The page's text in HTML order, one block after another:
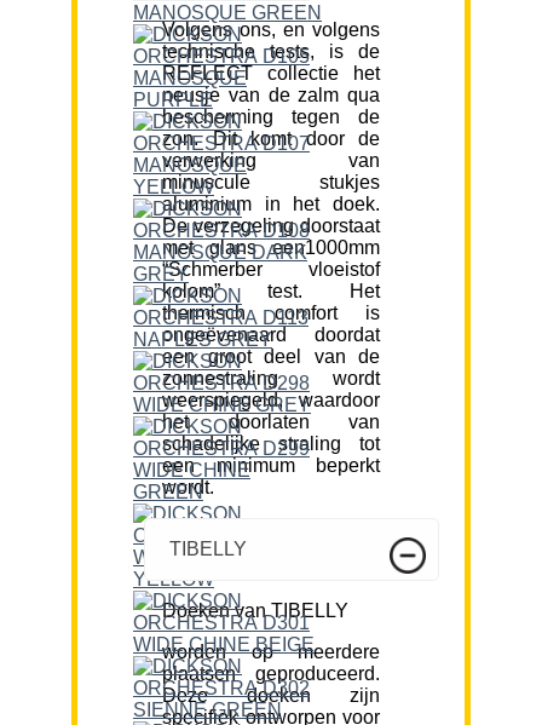
Volgens ons, en volgens
technische tests, is de
REFLECT collectie het
neusje van de zalm qua
bescherming tegen de
zon. Dit komt door de
verwerking van
minuscule stukjes
aluminium in het doek.
De verzegeling doorstaat
met glans een1000mm
“Schmerber vloeistof
kolom” test. Het
thermisch comfort is
ongeëvenaard doordat
een groot deel van de
zonnestraling wordt
weerspiegeld, waardoor
het doorlaten van
schadelijke straling tot
een minimum beperkt
wordt.
TIBELLY
Doeken van TIBELLY
worden op meerdere
plaatsen geproduceerd.
Deze doeken zijn
specifiek ontworpen voor